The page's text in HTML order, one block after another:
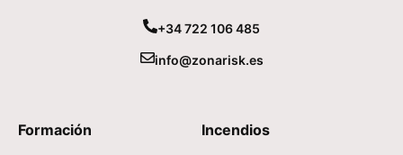
+34 722 106 485
info@zonarisk.es
Formación Incendios